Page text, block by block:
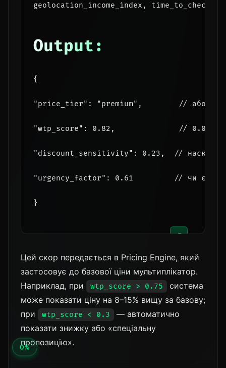
geolocation_income_index,
Output:
{
"price_tier": "premium",        // або
"wtp_score": 0.82,              // 0.0 = дуже
"discount_sensitivity": 0.23,  // наскільки
"urgency_factor": 0.61         // чи є
}
Цей скор передається в Pricing Engine, який
застосовує до базової ціни мультиплікатор.
Наприклад, при
wtp_score > 0.75
система
може показати ціну на 8–15% вищу за базову;
при
wtp_score < 0.3
— автоматично
показати знижку або «спеціальну
пропозицію».